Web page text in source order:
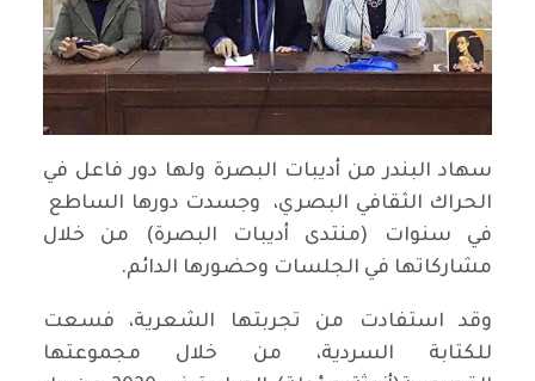
سهاد البندر من أديبات البصرة ولها دور فاعل في
الحراك الثقافي البصري، وجسدت دورها الساطع
في سنوات (منتدى أديبات البصرة) من خلال
مشاركاتها في الجلسات وحضورها الدائم.
وقد استفادت من تجربتها الشعرية، فسعت
للكتابة السردية، من خلال مجموعتها